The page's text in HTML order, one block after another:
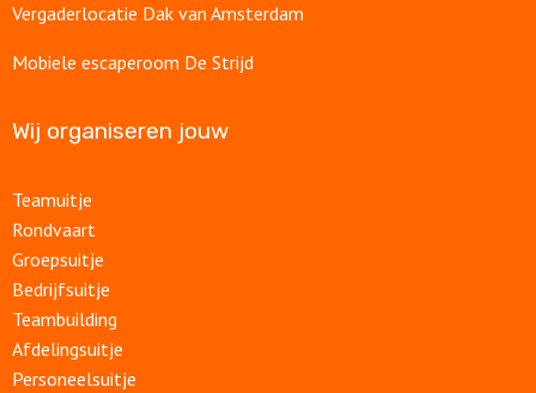
Vergaderlocatie Dak van Amsterdam
Mobiele escaperoom De Strijd
Wij organiseren jouw
Teamuitje
Rondvaart
Groepsuitje
Bedrijfsuitje
Teambuilding
Afdelingsuitje
Personeelsuitje